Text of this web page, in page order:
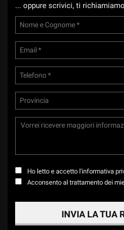
... oppure scrivici, ti
Ho letto e accetto l'informativa
Acconsento al trattamento dei
INVIA LA TUA
Cookie analitici
Cookie di marketing
la
cookie
policy
impostazioni